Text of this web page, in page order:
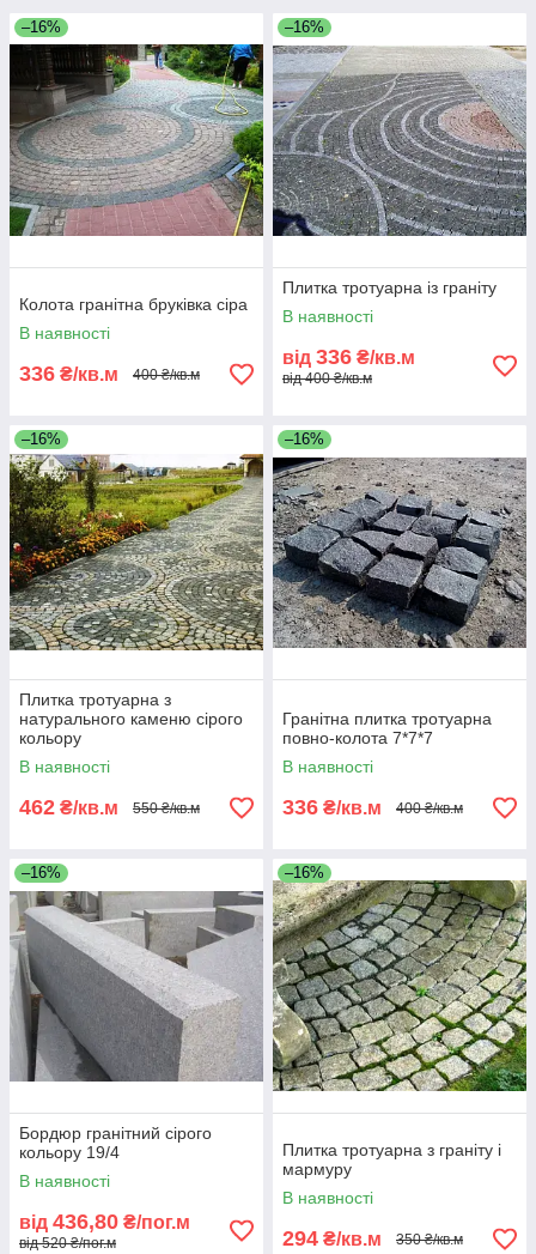
–16%
Колота гранітна бруківка сіра
В наявності
336 ₴/кв.м 400 ₴/кв.м
–16%
Плитка тротуарна із граніту
В наявності
від 336 ₴/кв.м
від 400 ₴/кв.м
–16%
Плитка тротуарна з
натурального каменю сірого
кольору
В наявності
462 ₴/кв.м 550 ₴/кв.м
–16%
Гранітна плитка тротуарна
повно-колота 7*7*7
В наявності
336 ₴/кв.м 400 ₴/кв.м
–16%
Бордюр гранітний сірого
кольору 19/4
В наявності
від 436,80 ₴/пог.м
від 520 ₴/пог.м
–16%
Плитка тротуарна з граніту і
мармуру
В наявності
294 ₴/кв.м 350 ₴/кв.м